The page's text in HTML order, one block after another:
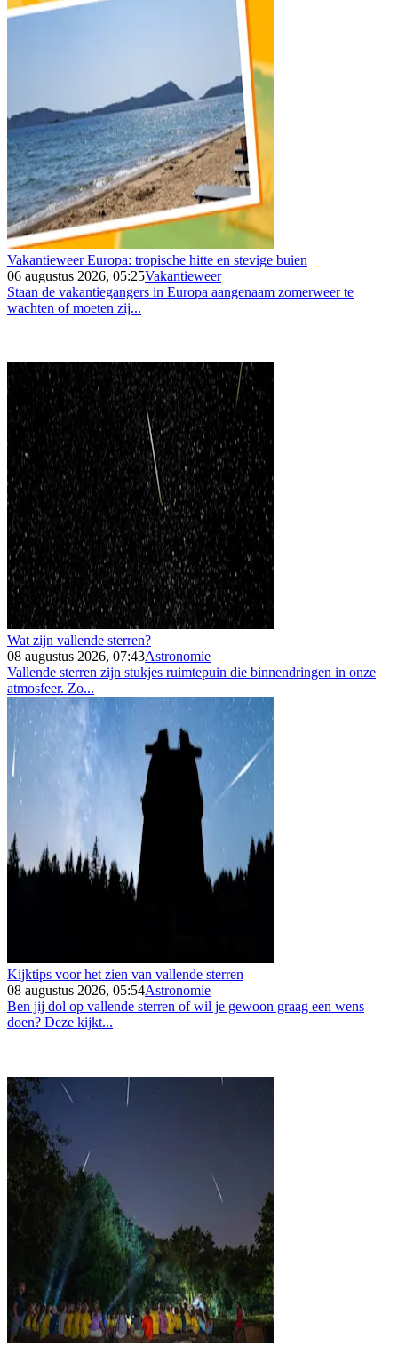
Vakantieweer Europa: tropische hitte en stevige buien
06 augustus 2026, 05:25Vakantieweer
Staan de vakantiegangers in Europa aangenaam zomerweer te
wachten of moeten zij...
Wat zijn vallende sterren?
08 augustus 2026, 07:43Astronomie
Vallende sterren zijn stukjes ruimtepuin die binnendringen in onze
atmosfeer. Zo...
Kijktips voor het zien van vallende sterren
08 augustus 2026, 05:54Astronomie
Ben jij dol op vallende sterren of wil je gewoon graag een wens
doen? Deze kijkt...